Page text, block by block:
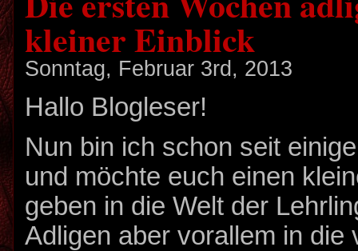
kleiner Einblick
Sonntag, Februar 3rd, 2013
Hallo Blogleser!
Nun bin ich schon seit
und möchte euch einen
geben in die Welt der
Adligen aber vorallem in die